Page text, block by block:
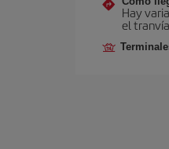
Hay
el